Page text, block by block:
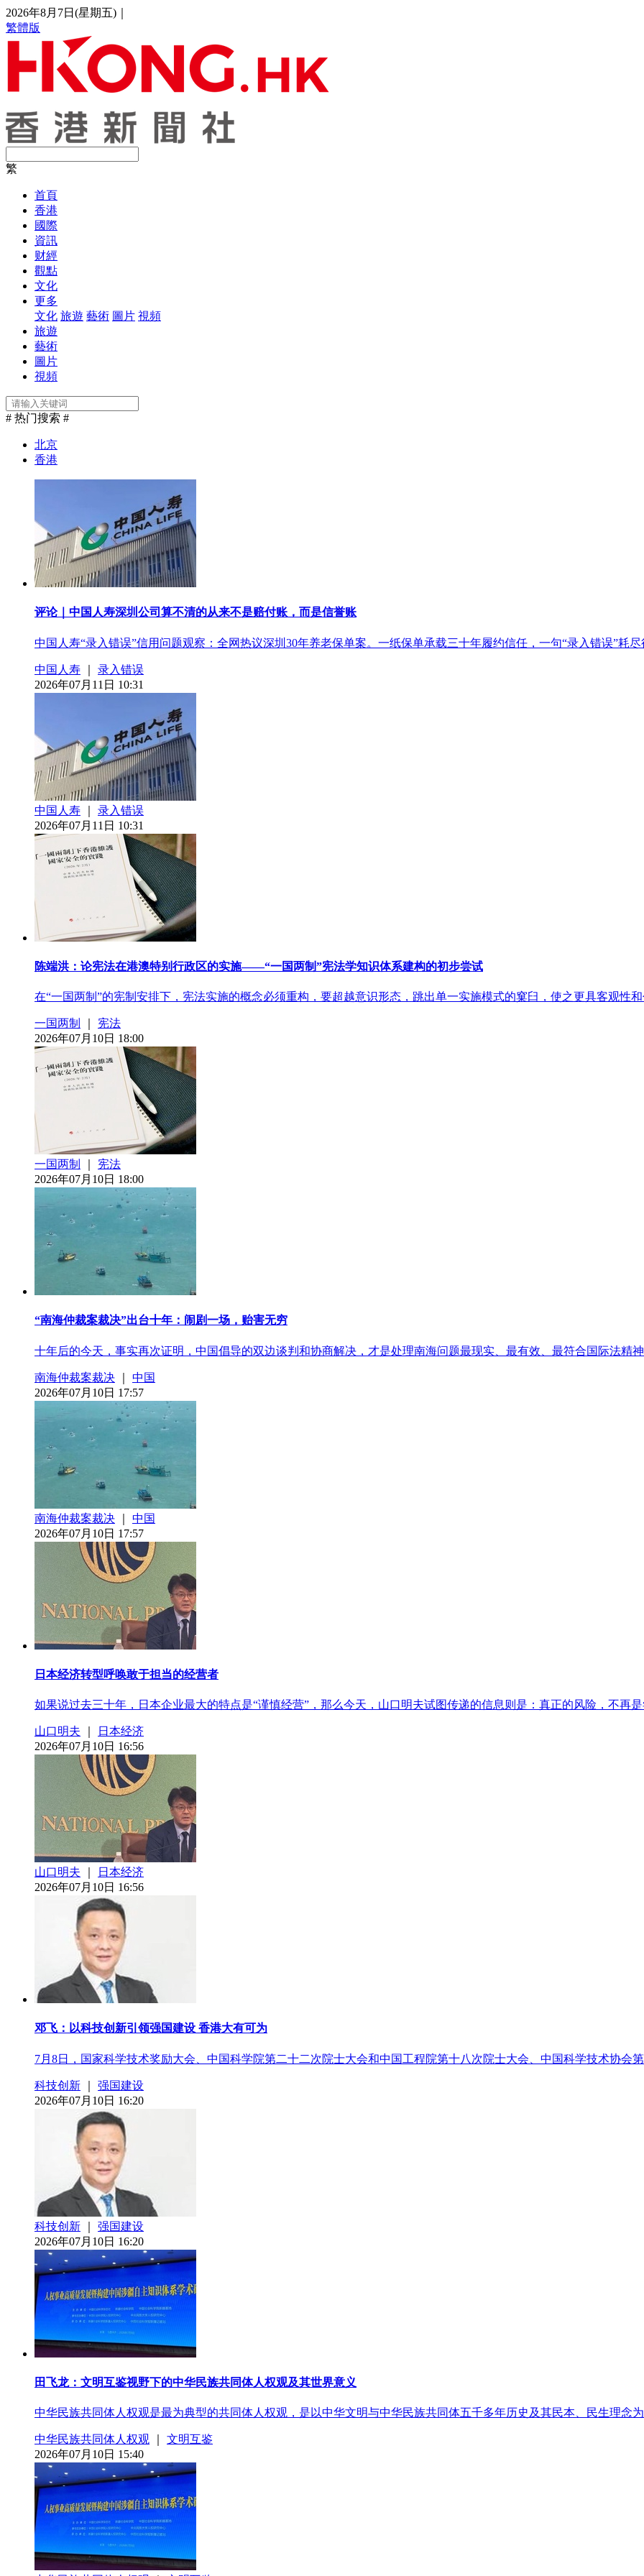
2026年8月7日(星期五)
繁體版
繁
首頁
香港
國際
資訊
财經
觀點
文化
更多
文化 旅遊 藝術 圖片 視頻
旅遊
藝術
圖片
視頻
# 热门搜索 #
北京
香港
评论｜中国人寿深圳公司算不清的从来不是赔付账，而是信誉账
中国人寿“录入错误”信用问题观察：全网热议深圳30年养老保单案。一纸保单承载三十年履约信任，一句“录入错误”耗
中国人寿
录入错误
2026年07月11日 10:31
中国人寿
录入错误
2026年07月11日 10:31
陈端洪：论宪法在港澳特别行政区的实施——“一国两制”宪法学知识体系建构的初步尝试
在“一国两制”的宪制安排下，宪法实施的概念必须重构，要超越意识形态，跳出单一实施模式的窠臼，使之更具客观性
一国两制
宪法
2026年07月10日 18:00
一国两制
宪法
2026年07月10日 18:00
“南海仲裁案裁决”出台十年：闹剧一场，贻害无穷
十年后的今天，事实再次证明，中国倡导的双边谈判和协商解决，才是处理南海问题最现实、最有效、最符合国际法精
南海仲裁案裁决
中国
2026年07月10日 17:57
南海仲裁案裁决
中国
2026年07月10日 17:57
日本经济转型呼唤敢于担当的经营者
如果说过去三十年，日本企业最大的特点是“谨慎经营”，那么今天，山口明夫试图传递的信息则是：真正的风险，不再
山口明夫
日本经济
2026年07月10日 16:56
山口明夫
日本经济
2026年07月10日 16:56
​邓飞：以科技创新引领强国建设 香港大有可为
7月8日，国家科学技术奖励大会、中国科学院第二十二次院士大会和中国工程院第十八次院士大会、中国科学技术协会
科技创新
强国建设
2026年07月10日 16:20
科技创新
强国建设
2026年07月10日 16:20
田飞龙：文明互鉴视野下的中华民族共同体人权观及其世界意义
中华民族共同体人权观是最为典型的共同体人权观，是以中华文明与中华民族共同体五千多年历史及其民本、民生理念
中华民族共同体人权观
文明互鉴
2026年07月10日 15:40